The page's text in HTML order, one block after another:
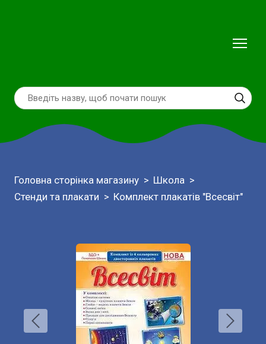
Головна сторінка магазину
Школа
Стенди та плакати
Комплект плакатів "Всесвіт"